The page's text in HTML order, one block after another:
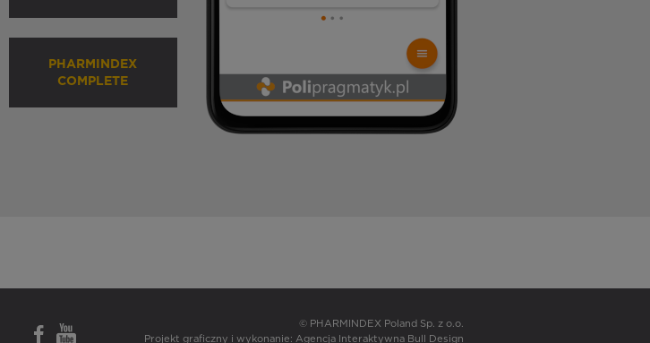
PHARMINDEX
COMPLETE
© PHARMINDEX Poland Sp. z o.o.
Projekt graficzny i wykonanie: Agencja Interaktywna Bull Design